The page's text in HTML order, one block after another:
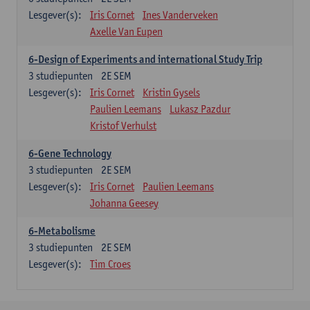
Lesgever(s):
Iris Cornet
Ines Vanderveken
Axelle Van Eupen
6-Design of Experiments and international Study Trip
2E SEM
3 studiepunten
Lesgever(s):
Iris Cornet
Kristin Gysels
Paulien Leemans
Lukasz Pazdur
Kristof Verhulst
6-Gene Technology
2E SEM
3 studiepunten
Lesgever(s):
Iris Cornet
Paulien Leemans
Johanna Geesey
6-Metabolisme
2E SEM
3 studiepunten
Lesgever(s):
Tim Croes